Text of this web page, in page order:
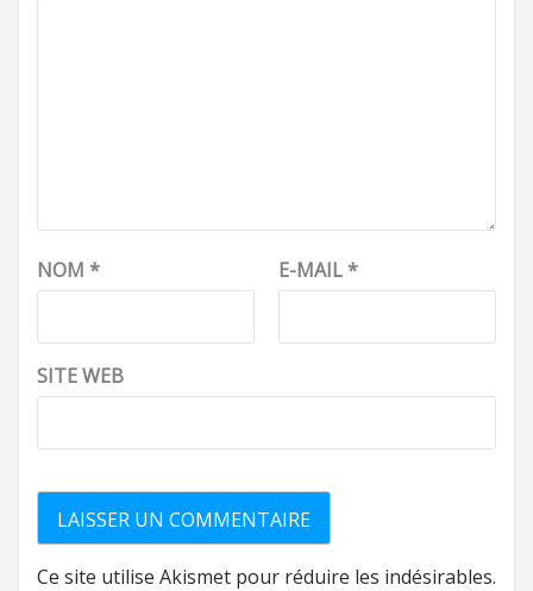
NOM * E-MAIL*
SITE WEB
Ce site utilise Akismet pour réduire les indésirables.